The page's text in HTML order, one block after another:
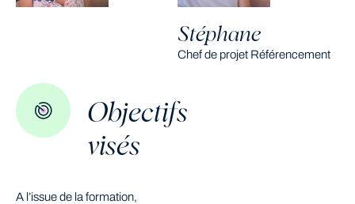
Stéphane
Chef de projet Référencement
Objectifs
visés
A l’issue de la formation,